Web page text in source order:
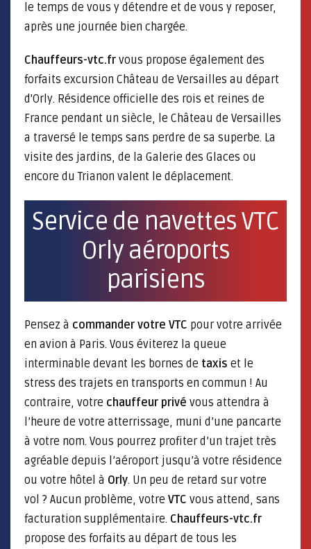
le temps de vous y détendre et de vous y reposer,
après une journée bien chargée.
Chauffeurs-vtc.fr vous propose également des
forfaits excursion Château de Versailles au départ
d'Orly. Résidence officielle des rois et reines de
France pendant un siècle, le Château de Versailles
a traversé le temps sans perdre de sa superbe. La
visite des jardins, de la Galerie des Glaces ou
encore du Trianon valent le déplacement.
Service de navettes VTC
Orly aéroports
parisiens
Pensez à commander votre VTC pour votre arrivée
en avion à Paris. Vous éviterez la queue
interminable devant les bornes de taxis et le
stress des trajets en transports en commun ! Au
contraire, votre chauffeur privé vous attendra à
l’heure de votre atterrissage, muni d’une pancarte
à votre nom. Vous pourrez profiter d’un trajet très
agréable depuis l’aéroport jusqu’à votre résidence
ou votre hôtel à Orly. Un peu de retard sur votre
vol ? Aucun problème, votre VTC vous attend, sans
facturation supplémentaire. Chauffeurs-vtc.fr
propose des forfaits au départ de tous les